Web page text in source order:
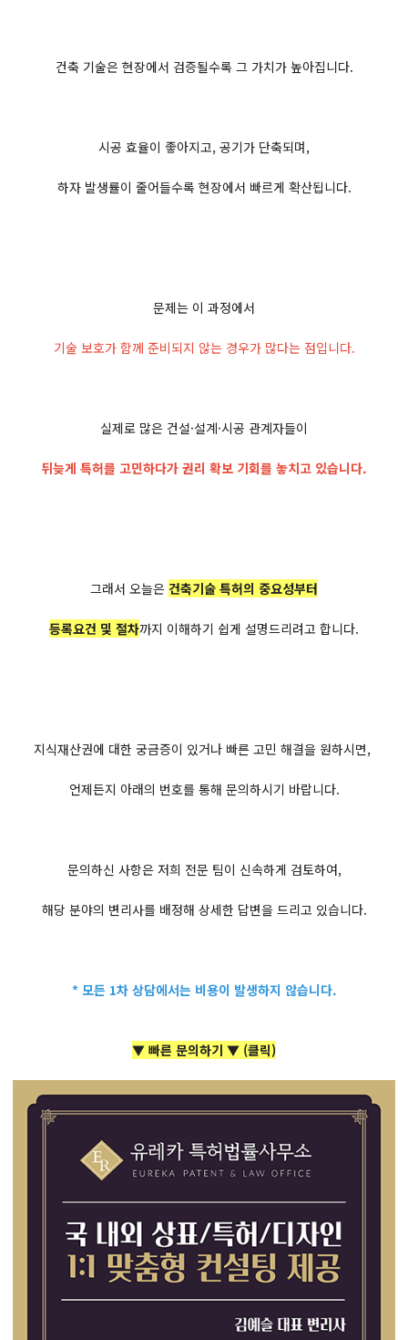
건축 기술은 현장에서 검증될수록 그 가치가 높아집니다.
시공 효율이 좋아지고, 공기가 단축되며,
하자 발생률이 줄어들수록 현장에서 빠르게 확산됩니다.
문제는 이 과정에서
기술 보호가 함께 준비되지 않는 경우가 많다는 점입니다.
실제로 많은 건설·설계·시공 관계자들이
뒤늦게 특허를 고민하다가 권리 확보 기회를 놓치고 있습니다.
그래서 오늘은 건축기술 특허의 중요성부터
등록요건 및 절차까지 이해하기 쉽게 설명드리려고 합니다.
지식재산권에 대한 궁금증이 있거나 빠른 고민 해결을 원하시면,
언제든지 아래의 번호를 통해 문의하시기 바랍니다.
문의하신 사항은 저희 전문 팀이 신속하게 검토하여,
해당 분야의 변리사를 배정해 상세한 답변을 드리고 있습니다.
* 모든 1차 상담에서는 비용이 발생하지 않습니다.
▼ 빠른 문의하기 ▼ (클릭)